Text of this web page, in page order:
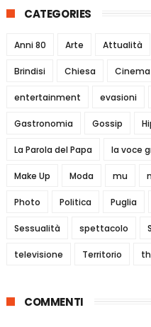
CATEGORIES
Anni 80 Arte Attualità
Brindisi Chiesa Cinema
entertainment evasioni
Gastronomia Gossip
La Parola del Papa la voce
Make Up Moda mu
Photo Politica Puglia
Sessualità spettacolo
televisione Territorio
COMMENTI